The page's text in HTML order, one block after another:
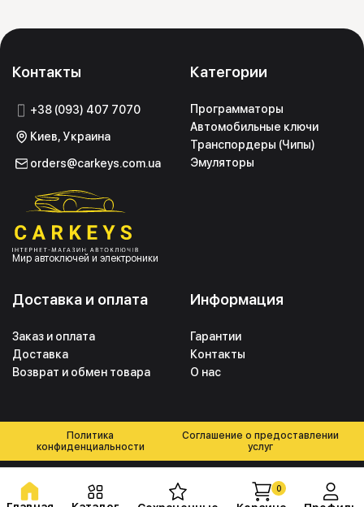
Контакты
+38 (093) 407 7070
Киев, Украина
orders@carkeys.com.ua
Мир автоключей и электроники
Категории
Программаторы
Автомобильные ключи
Транспордеры (Чипы)
Эмуляторы
Информация
Гарантии
Контакты
О нас
Доставка и оплата
Заказ и оплата
Доставка
Возврат и обмен товара
Политика
конфиденциальности
Соглашение о предоставлении
услуг
0